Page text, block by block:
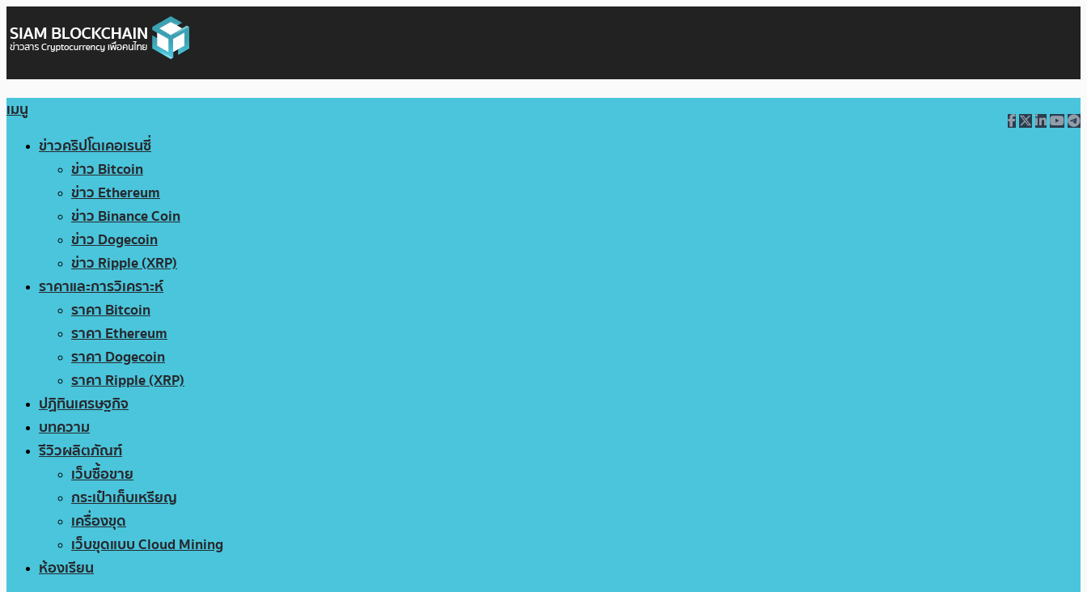
เมนู
ข่าวคริปโตเคอเรนซี่
ข่าว Bitcoin
ข่าว Ethereum
ข่าว Binance Coin
ข่าว Dogecoin
ข่าว Ripple (XRP)
ราคาและการวิเคราะห์
ราคา Bitcoin
ราคา Ethereum
ราคา Dogecoin
ราคา Ripple (XRP)
ปฏิทินเศรษฐกิจ
บทความ
รีวิวผลิตภัณฑ์
เว็บซื้อขาย
กระเป๋าเก็บเหรียญ
เครื่องขุด
เว็บขุดแบบ Cloud Mining
ห้องเรียน